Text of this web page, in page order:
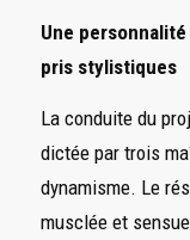
Une
pris stylistiques
La conduite du
dictée par trois
dynamisme. Le
musclée et